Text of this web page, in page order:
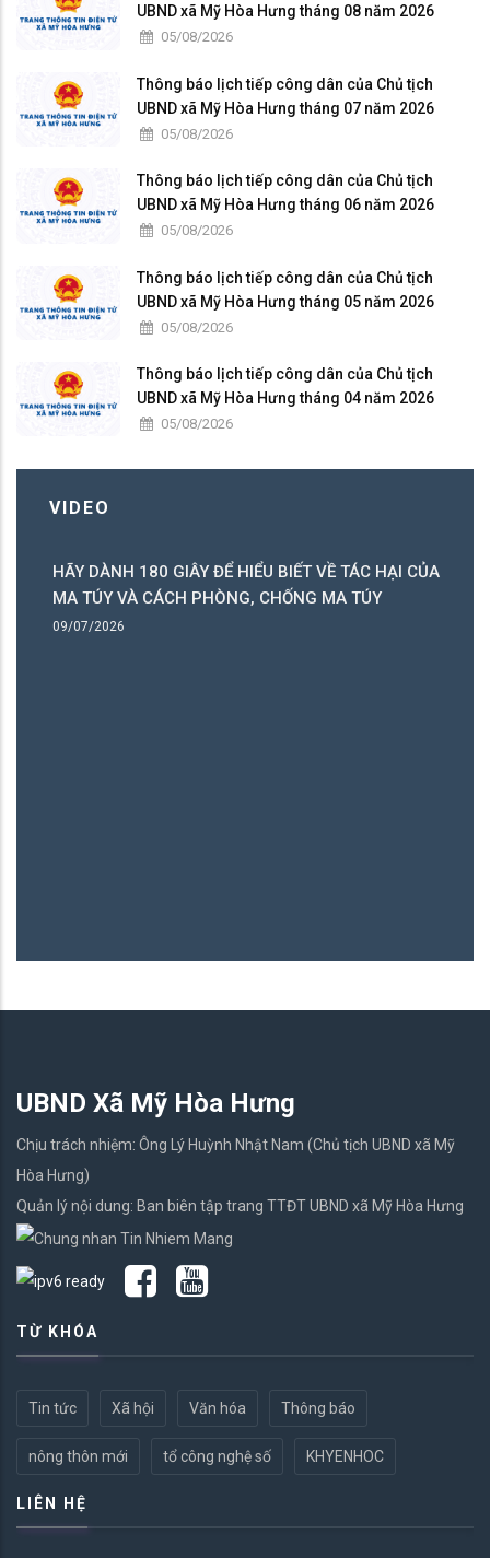
UBND xã Mỹ Hòa Hưng tháng 08 năm 2026
05/08/2026
Thông báo lịch tiếp công dân của Chủ tịch
UBND xã Mỹ Hòa Hưng tháng 07 năm 2026
05/08/2026
Thông báo lịch tiếp công dân của Chủ tịch
UBND xã Mỹ Hòa Hưng tháng 06 năm 2026
05/08/2026
Thông báo lịch tiếp công dân của Chủ tịch
UBND xã Mỹ Hòa Hưng tháng 05 năm 2026
05/08/2026
Thông báo lịch tiếp công dân của Chủ tịch
UBND xã Mỹ Hòa Hưng tháng 04 năm 2026
05/08/2026
VIDEO
HÃY DÀNH 180 GIÂY ĐỂ HIỂU BIẾT VỀ TÁC HẠI CỦA
MA TÚY VÀ CÁCH PHÒNG, CHỐNG MA TÚY
09/07/2026
UBND Xã Mỹ Hòa Hưng
Chịu trách nhiệm: Ông Lý Huỳnh Nhật Nam (Chủ tịch UBND xã Mỹ
Hòa Hưng)
Quản lý nội dung: Ban biên tập trang TTĐT UBND xã Mỹ Hòa Hưng
TỪ KHÓA
Tin tức Xã hội Văn hóa Thông báo
nông thôn mới tổ công nghệ số KHYENHOC
LIÊN HỆ